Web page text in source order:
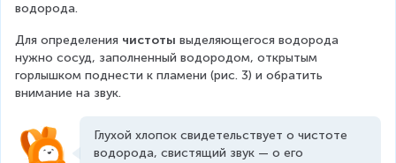
водорода.
Для определения чистоты выделяющегося водорода
нужно сосуд, заполненный водородом, открытым
горлышком поднести к пламени (рис. 3) и обратить
внимание на звук.
Глухой хлопок свидетельствует о чистоте
водорода, свистящий звук — о его